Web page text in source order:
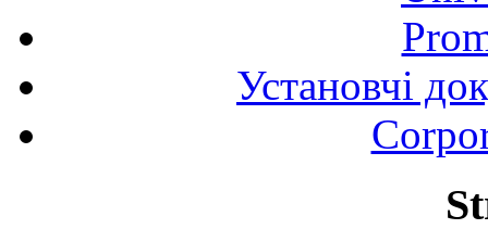
Установчі